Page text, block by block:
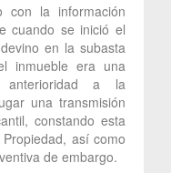
con la información
cuando se inició el
en la subasta
inmueble era una
a la
una transmisión
constando esta
así como
de embargo.